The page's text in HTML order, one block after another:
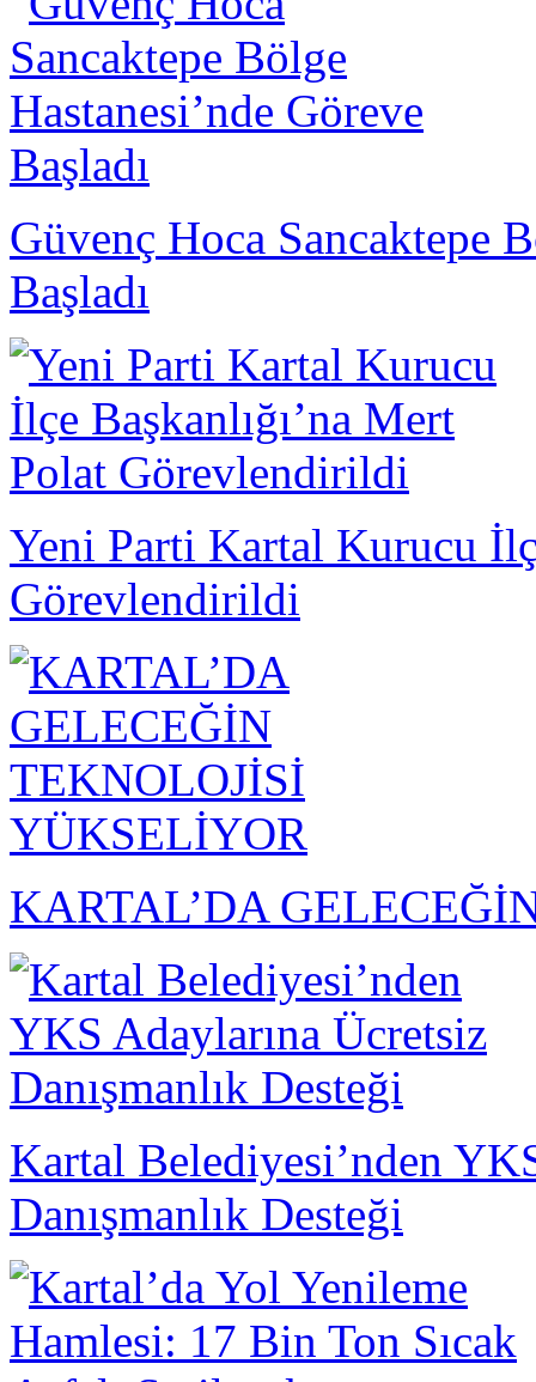
Güvenç Hoca Sancaktepe
Başladı
Yeni Parti Kartal Kurucu
Görevlendirildi
KARTAL’DA
Kartal Belediyesi’nden
Danışmanlık Desteği